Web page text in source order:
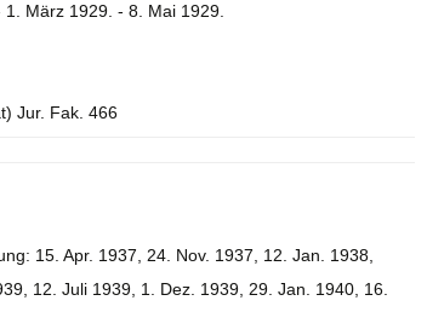
März 1929. - 8. Mai 1929.
Jur. Fak. 466
15. Apr. 1937, 24. Nov. 1937, 12. Jan. 1938,
12. Juli 1939, 1. Dez. 1939, 29. Jan. 1940, 16.